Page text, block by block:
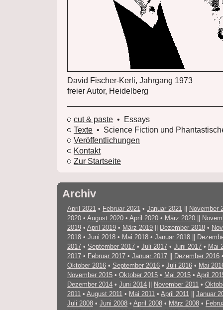
David Fischer-Kerli, Jahrgang 1973
freier Autor, Heidelberg
cut & paste • Essays
Texte • Science Fiction und
Veröffentlichungen
Kontakt
Zur Startseite
Archiv
April 2021 • Februar 2021 • Januar 2021
November
2020 • August 2020 • April 2020 • März 2020
2019 • April 2019 • März 2019 Dezember 2018 •
2018 • Juni 2018 • Mai 2018 • Januar 2018
2017 • September 2017 • Juli 2017 • Juni 2017 • Mai
2017 • Februar 2017 • Januar 2017 Dezember 2016
Oktober 2016 • September 2016 • Juli 2016 • Mai
November 2015 • Oktober 2015 • Mai 2015 • April
Dezember 2014 • Juni 2014 November 2011 •
2011 • August 2011 • Mai 2011 • April 2011
Januar
Juli 2008 • Juni 2008 • April 2008 • März 2008 •